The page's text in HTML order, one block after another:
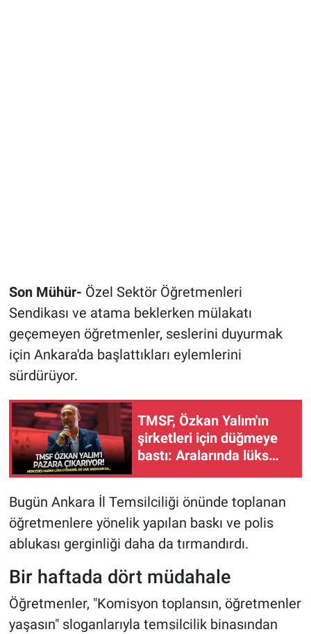
Son Mühür- Özel Sektör Öğretmenleri
Sendikası ve atama beklerken mülakatı
geçemeyen öğretmenler, seslerini duyurmak
için Ankara'da başlattıkları eylemlerini
sürdürüyor.
TMSF, Özkan Yalım'ın
şirketleri için düğmeye
bastı: Aralarında lüks
Bugün Ankara İl Temsilciliği önünde toplanan
öğretmenlere yönelik yapılan baskı ve polis
ablukası gerginliği daha da tırmandırdı.
Bir haftada dört müdahale
Öğretmenler, "Komisyon toplansın, öğretmenler
yaşasın" sloganlarıyla temsilcilik binasından